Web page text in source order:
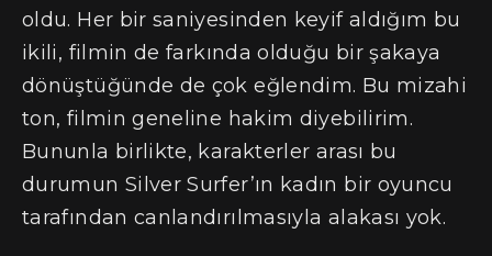
oldu. Her bir saniyesinden keyif aldığım bu
ikili, filmin de farkında olduğu bir şakaya
dönüştüğünde de çok eğlendim. Bu mizahi
ton, filmin geneline hakim diyebilirim.
Bununla birlikte, karakterler arası bu
durumun Silver Surfer’ın kadın bir oyuncu
tarafından canlandırılmasıyla alakası yok.